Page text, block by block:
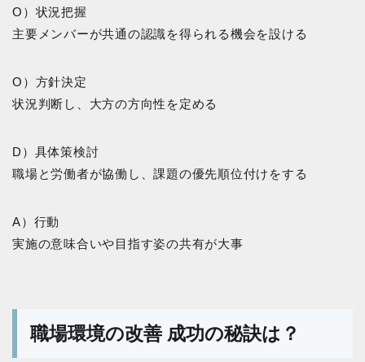
O）状況把握
主要メンバーが共通の認識を得られる機会を設ける
O）方針決定
状況判断し、大方の方向性を定める
D）具体策検討
職場と労働者が協働し、課題の優先順位付けをする
A）行動
実施の意味合いや目指す姿の共有が大事
職場環境の改善 成功の秘訣は？